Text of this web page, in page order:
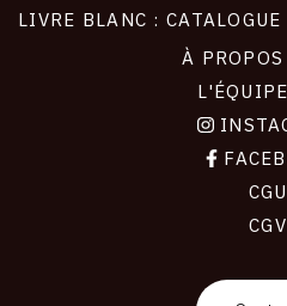
LIVRE BLANC :
À
CGU
CGV